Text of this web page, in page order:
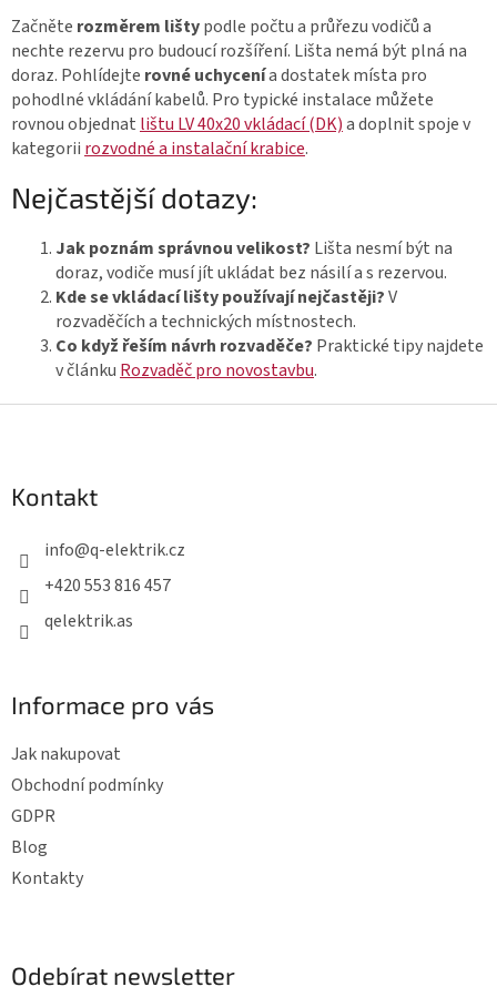
p
i
s
u
Začněte rozměrem lištypodle počtu a průřezu vodičů a
nechte rezervu pro budoucí rozšíření. Lišta nemá být plná na
doraz. Pohlídejte rovné uchycenía dostatek místa pro
pohodlné vkládání kabelů. Pro typické instalace můžete
rovnou objednat lištu LV 40x20 vkládací (DK)a doplnit spoje v
kategorii rozvodné a instalační krabice.
Nejčastější dotazy:
Jak poznám správnou velikost? Lišta nesmí být na
doraz, vodiče musí jít ukládat bez násilí a s rezervou.
Kde se vkládací lišty používají nejčastěji?V
rozvaděčích a technických místnostech.
Co když řeším návrh rozvaděče? Praktické tipy najdete
v článku Rozvaděč pro novostavbu.
p
aKontakt
info@q-elektrik.cz
+420 553 816 457
qelektrik.as
Informace pro vás
Jak nakupovat
Obchodní podmínky
GDPR
Blog
Kontakty
Odebírat newsletter